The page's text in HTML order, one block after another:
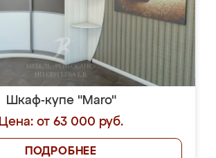
Шкаф-купе "Maro"
Цена: от 63 000 руб.
ПОДРОБНЕЕ